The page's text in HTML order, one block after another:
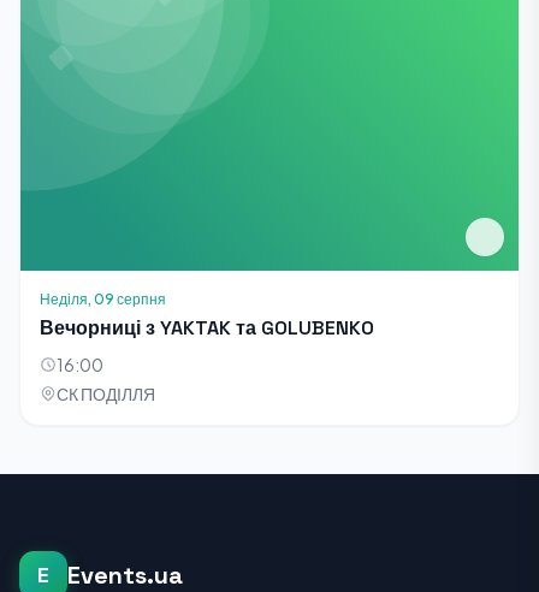
Неділя, 09 серпня
Вечорниці з YAKTAK та GOLUBENKO
16:00
СК ПОДІЛЛЯ
E Events.ua